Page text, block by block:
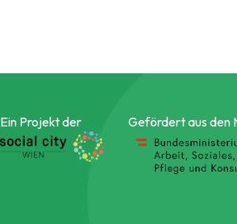
Ein Projekt der Gefördert aus den